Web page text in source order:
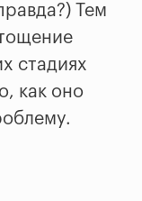
Тем
стадиях
как оно